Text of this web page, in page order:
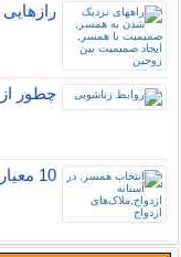
چطور
10 معیار اشتباه در انتخاب همسر + راه حل